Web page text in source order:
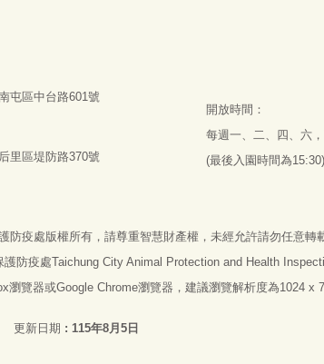
屯區中台路601號
里區堤防路370號
開放時間：
每週一、二、四、六
(最後入園時間為15:30)
防疫處版權所有，請尊重智慧財產權，未經允許請勿任意轉
護防疫處Taichung City Animal Protection and Health
瀏覽器或Google Chrome瀏覽器，建議瀏覽解析度為1024 x
更新日期 115年8月5日